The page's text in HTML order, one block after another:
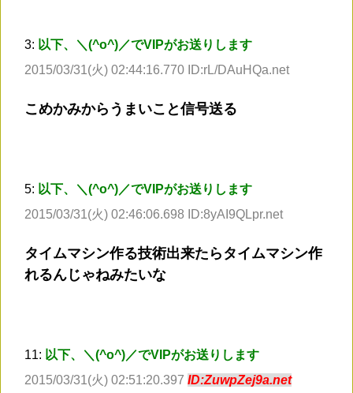
3: 以下、＼(^o^)／でVIPがお送りします
2015/03/31(火) 02:44:16.770 ID:rL/DAuHQa.net
こめかみからうまいこと信号送る
5: 以下、＼(^o^)／でVIPがお送りします
2015/03/31(火) 02:46:06.698 ID:8yAI9QLpr.net
タイムマシン作る技術出来たらタイムマシン作
れるんじゃねみたいな
11: 以下、＼(^o^)／でVIPがお送りします
2015/03/31(火) 02:51:20.397 ID:ZuwpZej9a.net